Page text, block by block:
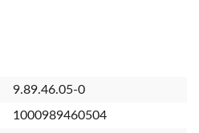
9.89.46.05-0
1000989460504